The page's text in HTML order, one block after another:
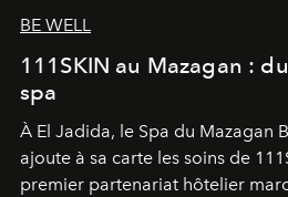
BE WELL
111SKIN au Mazagan :
spa
À El Jadida, le Spa du Mazagan
ajoute à sa carte les soins de
premier partenariat hôtelier